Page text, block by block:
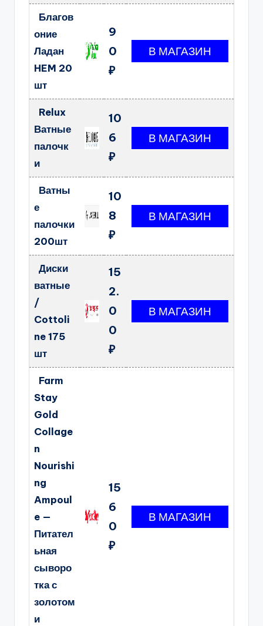
Благов
оние
Ладан
HEM 20
шт
9
0
₽
Relux
Ватные
палочк
и
10
6
₽
Ватны
е
палочки
200шт
10
8
₽
Диски
ватные
/
Cottoli
ne 175
шт
15
2.
0
0
₽
Farm
Stay
Gold
Collage
n
Nourishi
ng
Ampoul
e —
Питател
ьная
сыворо
тка с
золотом
и
15
6
0
₽